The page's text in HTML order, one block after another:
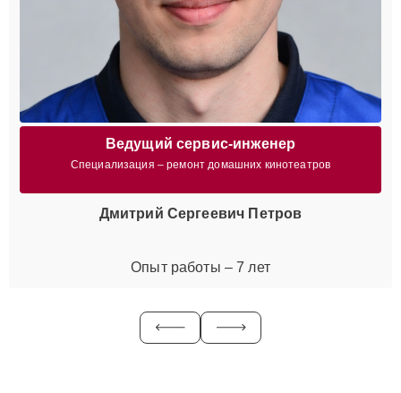
Ведущий сервис-инженер
Специализация – ремонт домашних кинотеатров
Дмитрий Сергеевич Петров
Опыт работы – 7 лет